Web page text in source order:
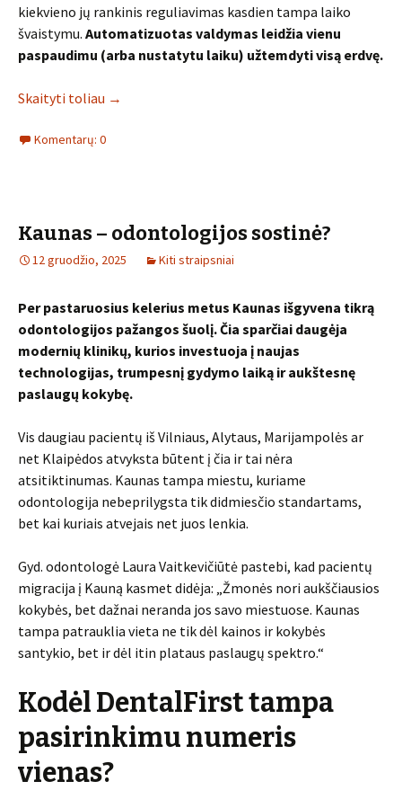
kiekvieno jų rankinis reguliavimas kasdien tampa laiko
švaistymu. Automatizuotas valdymas leidžia vienu
paspaudimu (arba nustatytu laiku) užtemdyti visą erdvę.
Skaityti toliau →
Komentarų: 0
Kaunas – odontologijos sostinė?
12 gruodžio, 2025 Kiti straipsniai
Per pastaruosius kelerius metus Kaunas išgyvena tikrą
odontologijos pažangos šuolį. Čia sparčiai daugėja
modernių klinikų, kurios investuoja į naujas
technologijas, trumpesnį gydymo laiką ir aukštesnę
paslaugų kokybę.
Vis daugiau pacientų iš Vilniaus, Alytaus, Marijampolės ar
net Klaipėdos atvyksta būtent į čia ir tai nėra
atsitiktinumas. Kaunas tampa miestu, kuriame
odontologija nebeprilygsta tik didmiesčio standartams,
bet kai kuriais atvejais net juos lenkia.
Gyd. odontologė Laura Vaitkevičiūtė pastebi, kad pacientų
migracija į Kauną kasmet didėja: „Žmonės nori aukščiausios
kokybės, bet dažnai neranda jos savo miestuose. Kaunas
tampa patrauklia vieta ne tik dėl kainos ir kokybės
santykio, bet ir dėl itin plataus paslaugų spektro.“
Kodėl DentalFirst tampa
pasirinkimu numeris
vienas?